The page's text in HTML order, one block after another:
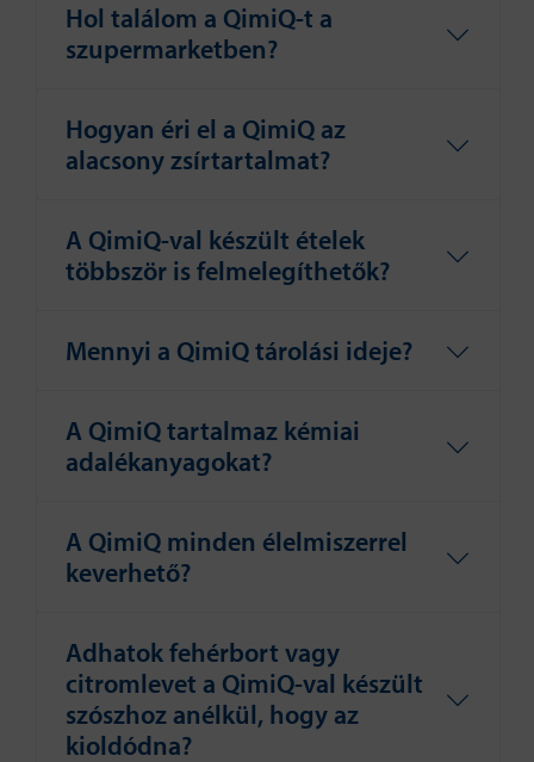
Hol találom a QimiQ-t a
szupermarketben?
Hogyan éri el a QimiQ az
alacsony zsírtartalmat?
A QimiQ-val készült ételek
többször is felmelegíthetők?
Mennyi a QimiQ tárolási ideje?
A QimiQ tartalmaz kémiai
adalékanyagokat?
A QimiQ minden élelmiszerrel
keverhető?
Adhatok fehérbort vagy
citromlevet a QimiQ-val készült
szószhoz anélkül, hogy az
kioldódna?